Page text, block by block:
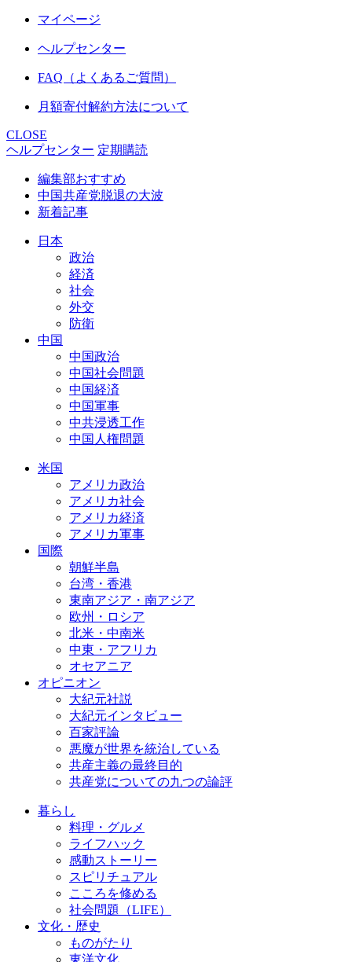
マイページ
ヘルプセンター
FAQ（よくあるご質問）
月額寄付解約方法について
CLOSE
ヘルプセンター 定期購読
編集部おすすめ
中国共産党脱退の大波
新着記事
日本
政治
経済
社会
外交
防衛
中国
中国政治
中国社会問題
中国経済
中国軍事
中共浸透工作
中国人権問題
米国
アメリカ政治
アメリカ社会
アメリカ経済
アメリカ軍事
国際
朝鮮半島
台湾・香港
東南アジア・南アジア
欧州・ロシア
北米・中南米
中東・アフリカ
オセアニア
オピニオン
大紀元社説
大紀元インタビュー
百家評論
悪魔が世界を統治している
共産主義の最終目的
共産党についての九つの論評
暮らし
料理・グルメ
ライフハック
感動ストーリー
スピリチュアル
こころを修める
社会問題（LIFE）
文化・歴史
ものがたり